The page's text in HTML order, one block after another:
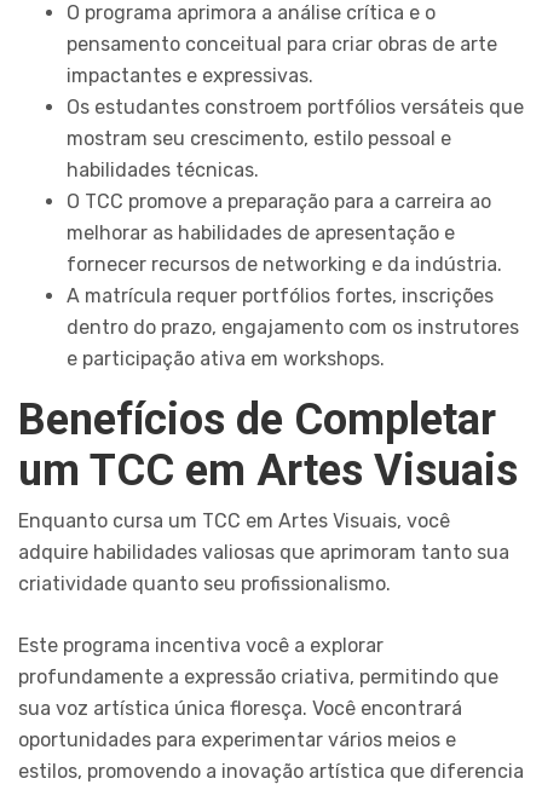
O programa aprimora a análise crítica e o
pensamento conceitual para criar obras de arte
impactantes e expressivas.
Os estudantes constroem portfólios versáteis que
mostram seu crescimento, estilo pessoal e
habilidades técnicas.
O TCC promove a preparação para a carreira ao
melhorar as habilidades de apresentação e
fornecer recursos de networking e da indústria.
A matrícula requer portfólios fortes, inscrições
dentro do prazo, engajamento com os instrutores
e participação ativa em workshops.
Benefícios de Completar
um TCC em Artes Visuais
Enquanto cursa um TCC em Artes Visuais, você
adquire habilidades valiosas que aprimoram tanto sua
criatividade quanto seu profissionalismo.
Este programa incentiva você a explorar
profundamente a expressão criativa, permitindo que
sua voz artística única floresça. Você encontrará
oportunidades para experimentar vários meios e
estilos, promovendo a inovação artística que diferencia